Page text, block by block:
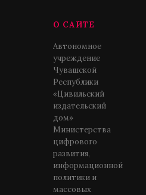
О САЙТЕ
Автономное
учреждение
Чувашской
Республики
«Цивильский
издательский
дом»
Министерства
цифрового
развития,
информационной
политики и
массовых